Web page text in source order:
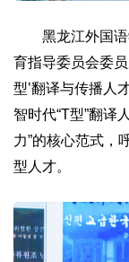
黑龙江外国
育指导委员会委员
型’翻译与传播人
智时代“T型”翻译
力”的核心范式，
型人才。